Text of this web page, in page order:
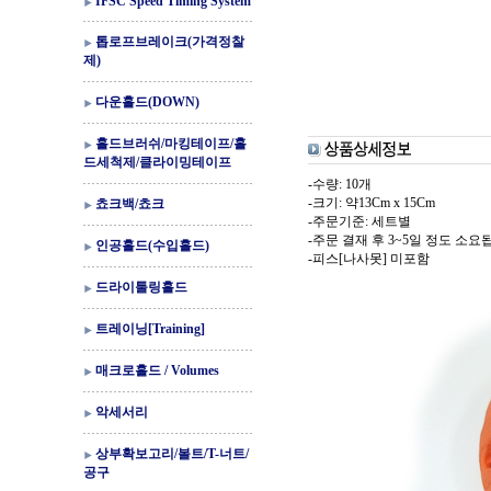
톱로프브레이크(가격정찰
제)
다운홀드(DOWN)
홀드브러쉬/마킹테이프/홀
드세척제/클라이밍테이프
쵸크백/쵸크
인공홀드(수입홀드)
드라이툴링홀드
트레이닝[Training]
매크로홀드 / Volumes
악세서리
상부확보고리/볼트/T-너트/
공구
-수량: 10개
-크기: 약13Cm x 15Cm
-주문기준: 세트별
-주문 결재 후 3~5일 정도 소요
-피스[나사못] 미포함